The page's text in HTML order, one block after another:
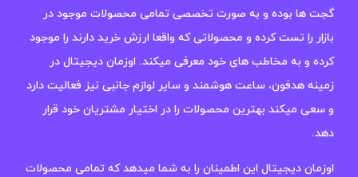
گجت ها بوده و به صورت تخصصی تمامی محصولات موجود در
بازار را تست کرده و محصولاتی که واقعا ارزش خرید دارند را موجود
کرده و به مخاطب های خود معرفی میکند. اوزمان دیجیتال در
زمینه هدفون، ساعت هوشمند و سایر لوازم جانبی نیز فعالیت دارد
و سعی میکند بهترین محصولات را در اختیار مشتریان خود قرار
دهد.
اوزمان دیجیتال این اطمینان را به شما میدهد که تمامی محصولات